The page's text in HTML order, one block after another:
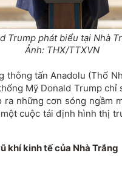
Trump phát biểu tại Nhà
Ảnh: THX/TTXVN
thông tấn Anadolu (Thổ
Mỹ Donald Trump chỉ
ra những cơn sóng ngầm
cuộc tái định hình thị
khí kinh tế của Nhà Trắng